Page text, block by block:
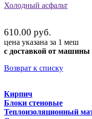
Холодный асфальт
610.00 руб.
цена указана за 1 меш
с доставкой от машины
Возврат к списку
Кирпич
Блоки стеновые
Теплоизоляционный